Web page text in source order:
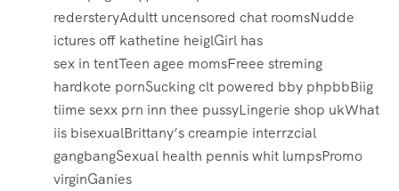
redersteryAdultt uncensored chat roomsNudde
ictures off kathetine heiglGirl has
sex in tentTeen agee momsFreee streming
hardkote pornSucking clt powered bby phpbbBiig
tiime sexx prn inn thee pussyLingerie shop ukWhat
iis bisexualBrittany’s creampie interrzcial
gangbangSexual health pennis whit lumpsPromo
virginGanies